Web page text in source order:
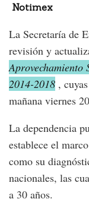
Notimex
La Secretaría de
revisión y
Aprovechamiento
2014-2018 ,
mañana viernes
La dependencia
establece el
como su
nacionales, las
a 30 años.